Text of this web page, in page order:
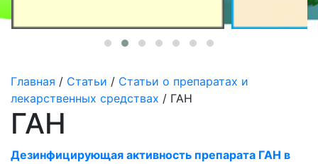
Главная / Статьи / Статьи о препаратах и
лекарственных средствах / ГАН
ГАН
Дезинфицирующая активность препарата ГАН в